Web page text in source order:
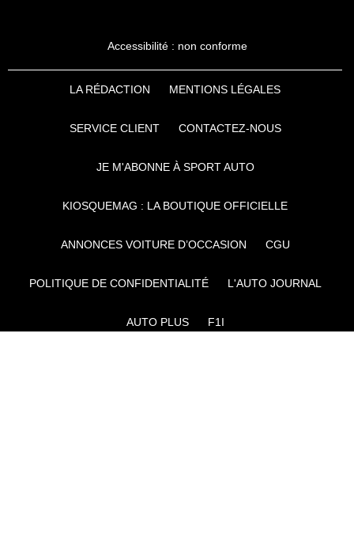
Accessibilité : non conforme
LA RÉDACTION MENTIONS LÉGALES
SERVICE CLIENT CONTACTEZ-NOUS
JE M'ABONNE À SPORT AUTO
KIOSQUEMAG : LA BOUTIQUE OFFICIELLE
ANNONCES VOITURE D’OCCASION CGU
POLITIQUE DE CONFIDENTIALITÉ L'AUTO JOURNAL
AUTO PLUS F1I